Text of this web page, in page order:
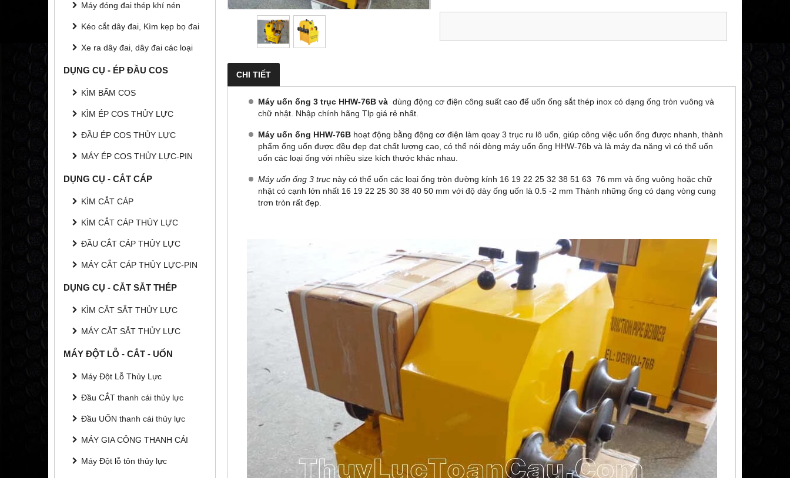
Máy đóng đai thép khí nén
Kéo cắt dây đai, Kìm kẹp bọ đai
Xe ra dây đai, dây đai các loại
DỤNG CỤ - ÉP ĐẦU COS
KÌM BẤM COS
KÌM ÉP COS THỦY LỰC
ĐẦU ÉP COS THỦY LỰC
MÁY ÉP COS THỦY LỰC-PIN
DỤNG CỤ - CẮT CÁP
KÌM CẮT CÁP
KÌM CẮT CÁP THỦY LỰC
ĐẦU CẮT CÁP THỦY LỰC
MÁY CẮT CÁP THỦY LỰC-PIN
DỤNG CỤ - CẮT SẮT THÉP
KÌM CẮT SẮT THỦY LỰC
MÁY CẮT SẮT THỦY LỰC
MÁY ĐỘT LỖ - CẮT - UỐN
Máy Đột Lỗ Thủy Lực
Đầu CẮT thanh cái thủy lực
Đầu UỐN thanh cái thủy lực
MÁY GIA CÔNG THANH CÁI
Máy Đột lỗ tôn thủy lực
CHI TIẾT
Máy uốn ống 3 trục HHW-76B và dùng động cơ điện công suất cao để uốn ống sắt thép inox có dạng ống tròn vuông và
chữ nhật. Nhập chính hãng Tlp giá rẻ nhất.
Máy uốn ống HHW-76B hoạt động bằng động cơ điện làm qoay 3 trục ru lô uốn, giúp công việc uốn ống được nhanh, thành
phẩm ống uốn được đều đẹp đạt chất lượng cao, có thể nói dòng máy uốn ống HHW-76b và là máy đa năng vì có thể uốn
uốn các loại ống với nhiều size kích thước khác nhau.
Máy uốn ống 3 trục này có thể uốn các loại ống tròn đường kính 16 19 22 25 32 38 51 63 76 mm và ống vuông hoặc chữ
nhật có cạnh lớn nhất 16 19 22 25 30 38 40 50 mm với độ dày ống uốn là 0.5 -2 mm Thành những ống có dạng vòng cung
trơn tròn rất đẹp.